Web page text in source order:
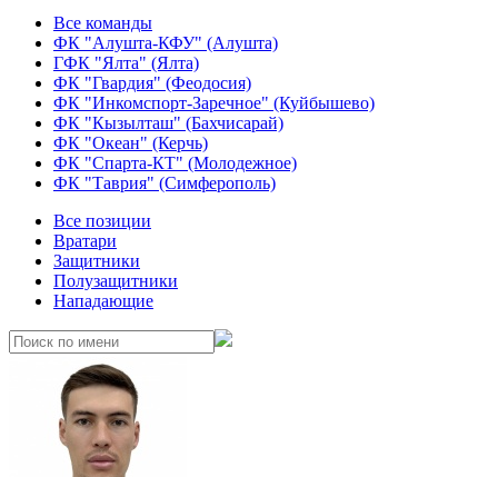
Все команды
ФК "Алушта-КФУ" (Алушта)
ГФК "Ялта" (Ялта)
ФК "Гвардия" (Феодосия)
ФК "Инкомспорт-Заречное" (Куйбышево)
ФК "Кызылташ" (Бахчисарай)
ФК "Океан" (Керчь)
ФК "Спарта-КТ" (Молодежное)
ФК "Таврия" (Симферополь)
Все позиции
Вратари
Защитники
Полузащитники
Нападающие